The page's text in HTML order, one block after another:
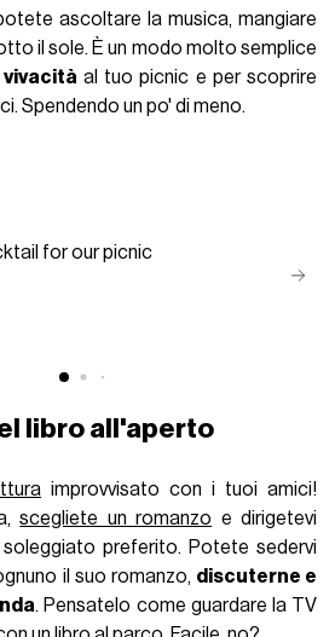
ascoltare la musica, mangiare
il sole. È un modo molto semplice
al tuo picnic e per scoprire
Spendendo un po' di meno.
for our picnic
libro all'aperto
improvvisato con i tuoi amici!
scegliete un romanzo e dirigetevi
preferito. Potete sedervi
il suo romanzo, discuterne e
. Pensatelo come guardare la TV